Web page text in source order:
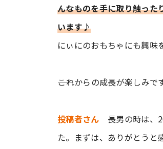
んなものを手に取り触った
います♪
にぃにのおもちゃにも興味
――これからの成長が楽しみ
投稿者さん 長男の時は、
た。まずは、ありがとうと